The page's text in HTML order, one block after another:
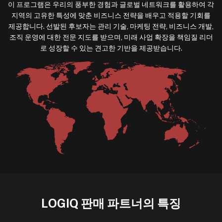
이 프로그램은 우리의 풍부한 경험과 글로벌 네트워크를 활용하여 각
지역의 고유한 특성에 맞춘 비즈니스 전략을 배우고 적용할 기회를
제공합니다. 선발된 후보자는 관리 기술, 마케팅 전략, 비즈니스 개발,
조직 운영에 대한 전문 지도를 받으며, 미래 사업 확장을 책임질 리더
로 성장할 수 있는 견고한 기반을 제공받습니다.
LOGIQ 판매 파트너의 특징